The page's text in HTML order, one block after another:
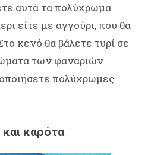
αυτά τα πολύχρωμα
είτε με αγγούρι, που θα
κενό θα βάλετε τυρί σε
των φαναριών
πολύχρωμες
καρότα